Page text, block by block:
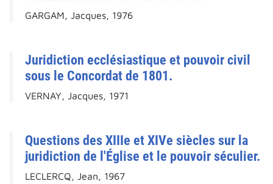
GARGAM, Jacques, 1976
Juridiction ecclésiastique et pouvoir civil
sous le Concordat de 1801.
VERNAY, Jacques, 1971
Questions des XIIIe et XIVe siècles sur la
juridiction de l'Église et le pouvoir séculier.
LECLERCQ, Jean, 1967